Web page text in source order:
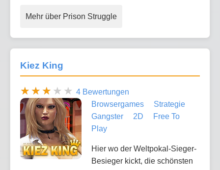
Mehr über Prison Struggle
Kiez King
4 Bewertungen
Browsergames
Strategie
Gangster
2D
Free To
Play
Hier wo der Weltpokal-Sieger-
Besieger kickt, die schönsten